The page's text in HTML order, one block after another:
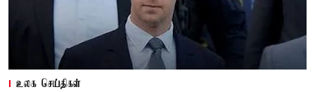
உலக செய்திகள்